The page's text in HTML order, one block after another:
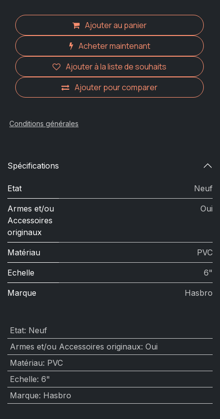
Ajouter au panier
Acheter maintenant
Ajouter pour comparer
Ajouter à la liste de souhaits
Conditions générales
Spécifications
Etat Neuf
Armes et/ou
Accessoires
originaux
Oui
Matériau PVC
Echelle 6"
Marque Hasbro
Etat: Neuf
Armes et/ou Accessoires originaux: Oui
Matériau: PVC
Echelle: 6"
Marque: Hasbro